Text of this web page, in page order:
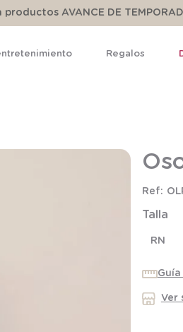
AVANCE DE
Regalos
Talla
RN
Ver